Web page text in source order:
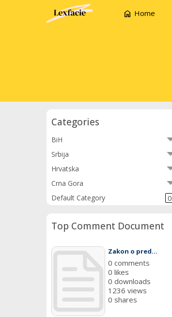
home Home
Categories
BiH
Srbija
Hrvatska
Crna Gora
Default Category
0
Top Comment Document
Zakon o pred...
0 comments
0 likes
0 downloads
1236 views
0 shares